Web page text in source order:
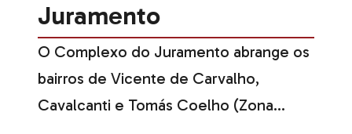
Juramento
O Complexo do Juramento abrange os
bairros de Vicente de Carvalho,
Cavalcanti e Tomás Coelho (Zona